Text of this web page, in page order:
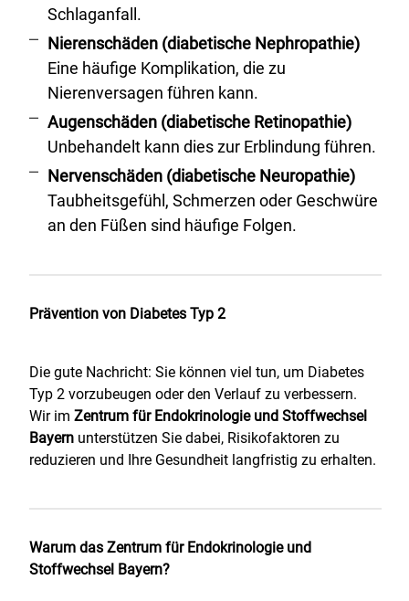
Schlaganfall.
Nierenschäden (diabetische Nephropathie)
Eine häufige Komplikation, die zu
Nierenversagen führen kann.
Augenschäden (diabetische Retinopathie)
Unbehandelt kann dies zur Erblindung führen.
Nervenschäden (diabetische Neuropathie)
Taubheitsgefühl, Schmerzen oder Geschwüre
an den Füßen sind häufige Folgen.
Prävention von Diabetes Typ 2
Die gute Nachricht: Sie können viel tun, um Diabetes
Typ 2 vorzubeugen oder den Verlauf zu verbessern.
Wir im Zentrum für Endokrinologie und Stoffwechsel
Bayern unterstützen Sie dabei, Risikofaktoren zu
reduzieren und Ihre Gesundheit langfristig zu erhalten.
Warum das Zentrum für Endokrinologie und
Stoffwechsel Bayern?